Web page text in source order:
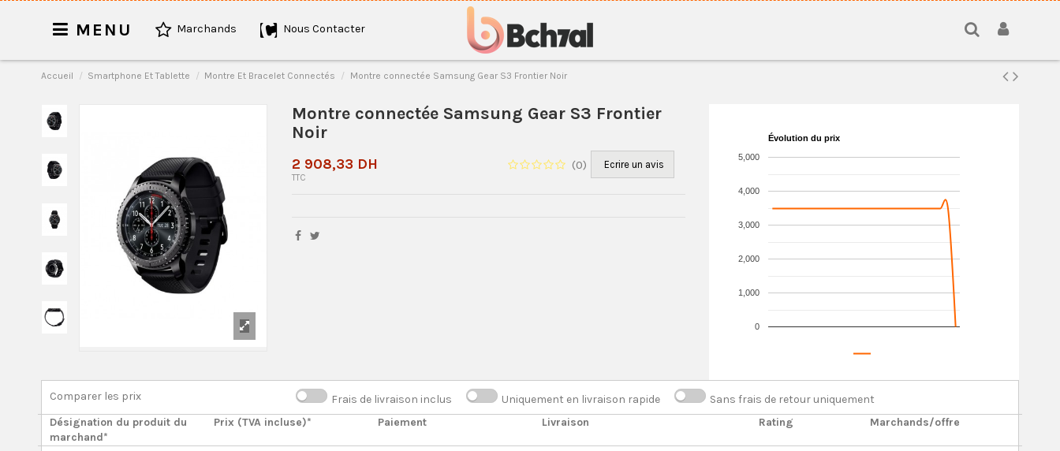
MENU Marchands Nous Contacter
Accueil Smartphone Et Tablette Montre Et Bracelet Connectés Montre connectée Samsung Gear S3 Frontier Noir
Montre connectée Samsung Gear S3 Frontier
Noir
(0) Ecrire un avis
2 908,33 DH
TTC
Évolution du prix
0
1,000
2,000
3,000
4,000
5,000
Comparer les prix Frais de livraison inclus Uniquement en livraison rapide
Sans frais de retour uniquement
Désignation du produit du
marchand*
Prix (TVA incluse)* Paiement Livraison Rating Marchands/offre